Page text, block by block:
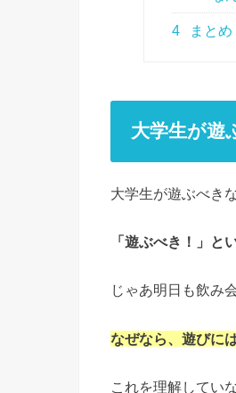
4 まとめ
大学生が遊
大学生が遊ぶべき
「遊ぶべき！」と
じゃあ明日も飲み
なぜなら、遊びに
これを理解してい